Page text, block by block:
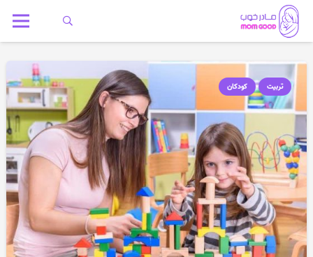
تربیت کودکان